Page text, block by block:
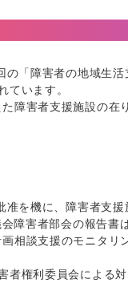
「障害者の地域生
ています。
障害者支援施設の在
を機に、障害者支援
障害者部会の報告書
相談支援のモニタ
権利委員会による